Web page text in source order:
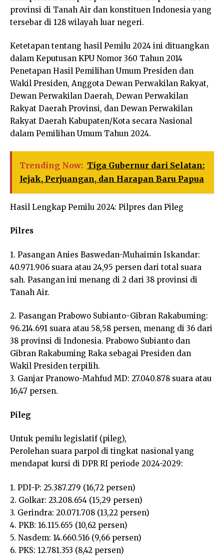
provinsi di Tanah Air dan konstituen Indonesia yang
tersebar di 128 wilayah luar negeri.
Ketetapan tentang hasil Pemilu 2024 ini dituangkan
dalam Keputusan KPU Nomor 360 Tahun 2014
Penetapan Hasil Pemilihan Umum Presiden dan
Wakil Presiden, Anggota Dewan Perwakilan Rakyat,
Dewan Perwakilan Daerah, Dewan Perwakilan
Rakyat Daerah Provinsi, dan Dewan Perwakilan
Rakyat Daerah Kabupaten/Kota secara Nasional
dalam Pemilihan Umum Tahun 2024.
Trending Now: Tiga Gubernur dari Selatan:
Jejak, Perjuangan, dan Harapan Baru Papua
Hasil Lengkap Pemilu 2024: Pilpres dan Pileg
Pilres
1. Pasangan Anies Baswedan-Muhaimin Iskandar:
40.971.906 suara atau 24,95 persen dari total suara
sah. Pasangan ini menang di 2 dari 38 provinsi di
Tanah Air.
2. Pasangan Prabowo Subianto-Gibran Rakabuming:
96.214.691 suara atau 58,58 persen, menang di 36 dari
38 provinsi di Indonesia. Prabowo Subianto dan
Gibran Rakabuming Raka sebagai Presiden dan
Wakil Presiden terpilih.
3. Ganjar Pranowo-Mahfud MD: 27.040.878 suara atau
16,47 persen.
Pileg
Untuk pemilu legislatif (pileg),
Perolehan suara parpol di tingkat nasional yang
mendapat kursi di DPR RI periode 2024-2029:
1. PDI-P: 25.387.279 (16,72 persen)
2. Golkar: 23.208.654 (15,29 persen)
3. Gerindra: 20.071.708 (13,22 persen)
4. PKB: 16.115.655 (10,62 persen)
5. Nasdem: 14.660.516 (9,66 persen)
6. PKS: 12.781.353 (8,42 persen)